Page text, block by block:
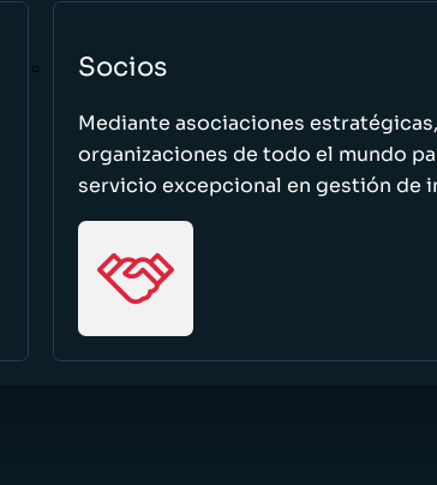
Socios
Mediante asociaciones
organizaciones de todo el mundo
servicio excepcional en gestión de